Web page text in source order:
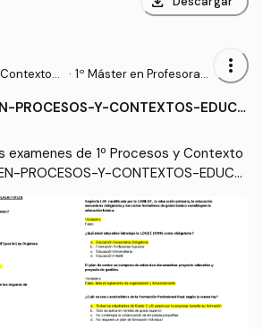
· 1º Máster en Profesorad
aria Obligatoria y Bachill
onal y Enseñanzas de Idi
more_vert
PROCESOS-Y-CONTEXTOS-EDUCA
examenes de 1º Procesos y Contexto
PROCESOS-Y-CONTEXTOS-EDUCA